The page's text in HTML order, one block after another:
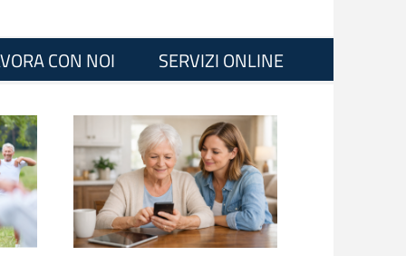
CON NOI SERVIZI ONLINE